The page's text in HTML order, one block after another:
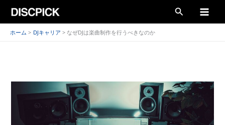
検
索
ホーム DJキャリア なぜDJは楽曲制作を行うべきなのか